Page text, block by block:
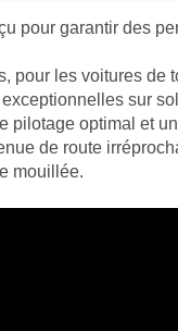
pour garantir des
pour les voitures de
sur
pilotage optimal et
de route
mouillée.